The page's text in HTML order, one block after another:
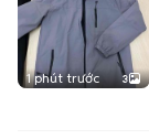
1 phút trước 3